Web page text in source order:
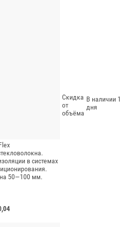
в системах
50—100 мм.
Скидка
от
объёма
В наличии
дня